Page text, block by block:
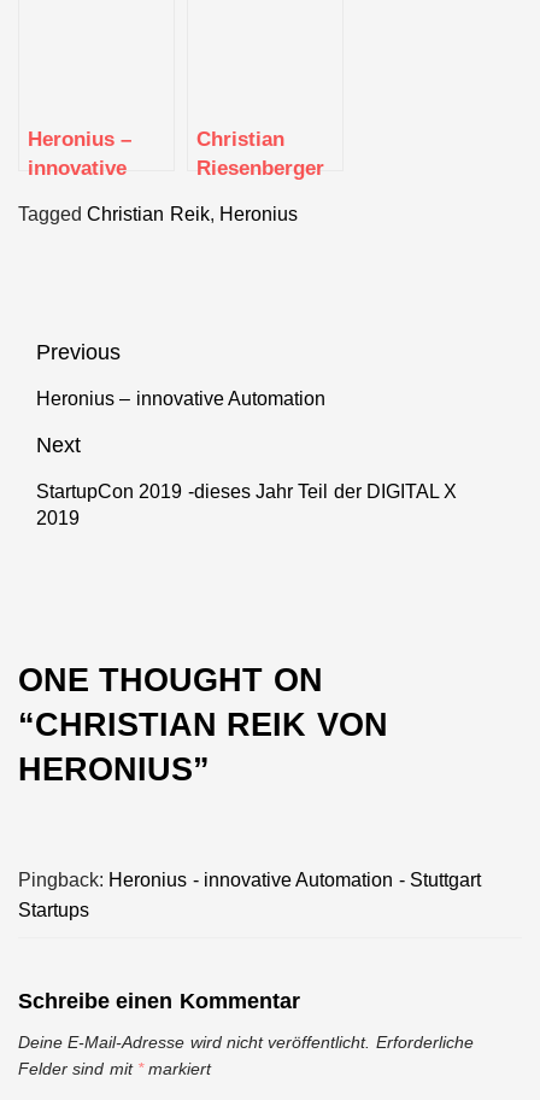
Heronius –
innovative
Christian
Riesenberger
TaggedChristian Reik, Heronius
Beitragsnavigation
Previous
Previous
Heronius – innovative Automation
Next
Next
post:
StartupCon 2019 -dieses Jahr Teil der DIGITAL X
2019
ONE THOUGHT ON
“CHRISTIAN REIK VON
HERONIUS”
Pingback: Heronius - innovative Automation - Stuttgart
Startups
Schreibe einen Kommentar
Deine E-Mail-Adresse wird nicht veröffentlicht. Erforderliche
Felder sind mit *markiert